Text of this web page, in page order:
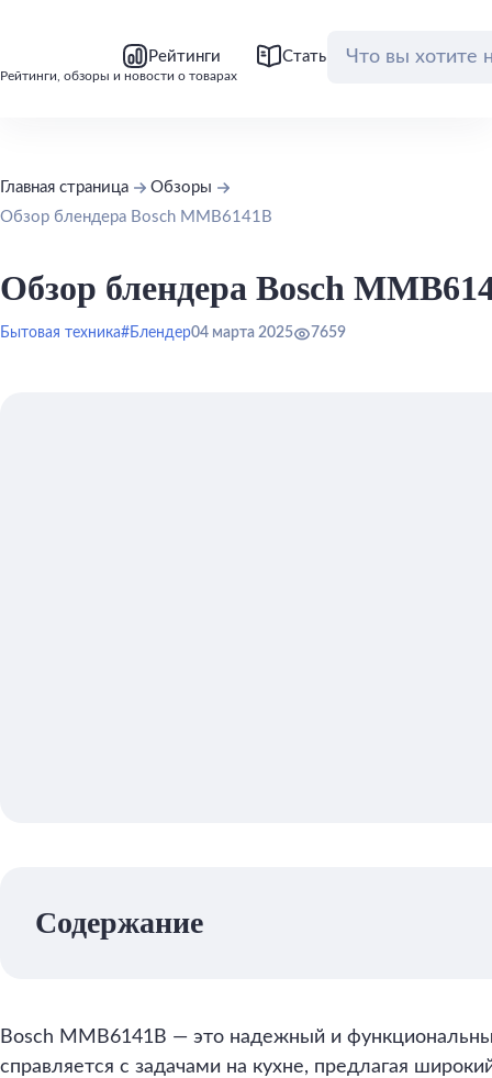
Рейтинги, обзоры и новости о товарах
Рейтинги Статьи Обзоры
Главная страница
Обзоры
Обзор блендера Bosch MMB6141B
Обзор блендера Bosch
Бытовая техника#Блендер04 марта 2025 7659
Содержание
Bosch MMB6141B — это надежный и
справляется с задачами на кухне, предлагая